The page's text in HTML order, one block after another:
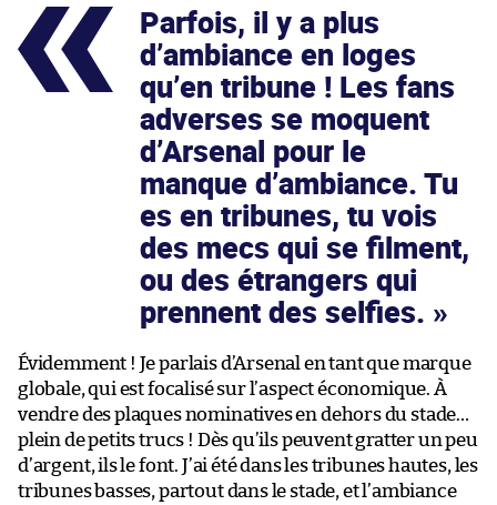
Parfois, il y a plus
d’ambiance en loges
qu’en tribune ! Les fans
adverses se moquent
d’Arsenal pour le
manque d’ambiance. Tu
es en tribunes, tu vois
des mecs qui se filment,
ou des étrangers qui
prennent des selfies.
Évidemment ! Je parlais d’Arsenal en tant que marque
globale, qui est focalisé sur l’aspect économique. À
vendre des plaques nominatives en dehors du stade…
plein de petits trucs ! Dès qu’ils peuvent gratter un peu
d’argent, ils le font. J’ai été dans les tribunes hautes, les
tribunes basses, partout dans le stade, et l’ambiance